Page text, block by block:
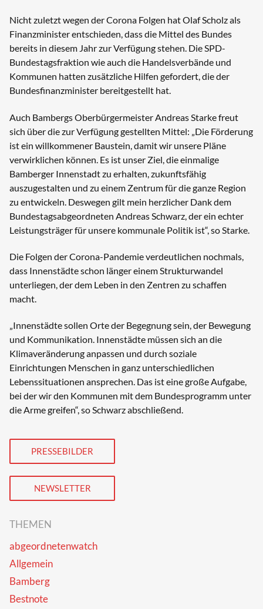
Nicht zuletzt wegen der Corona Folgen hat Olaf Scholz als
Finanzminister entschieden, dass die Mittel des Bundes
bereits in diesem Jahr zur Verfügung stehen. Die SPD-
Bundestagsfraktion wie auch die Handelsverbände und
Kommunen hatten zusätzliche Hilfen gefordert, die der
Bundesfinanzminister bereitgestellt hat.
Auch Bambergs Oberbürgermeister Andreas Starke freut
sich über die zur Verfügung gestellten Mittel: „Die Förderung
ist ein willkommener Baustein, damit wir unsere Pläne
verwirklichen können. Es ist unser Ziel, die einmalige
Bamberger Innenstadt zu erhalten, zukunftsfähig
auszugestalten und zu einem Zentrum für die ganze Region
zu entwickeln. Deswegen gilt mein herzlicher Dank dem
Bundestagsabgeordneten Andreas Schwarz, der ein echter
Leistungsträger für unsere kommunale Politik ist“, so Starke.
Die Folgen der Corona-Pandemie verdeutlichen nochmals,
dass Innenstädte schon länger einem Strukturwandel
unterliegen, der dem Leben in den Zentren zu schaffen
macht.
„Innenstädte sollen Orte der Begegnung sein, der Bewegung
und Kommunikation. Innenstädte müssen sich an die
Klimaveränderung anpassen und durch soziale
Einrichtungen Menschen in ganz unterschiedlichen
Lebenssituationen ansprechen. Das ist eine große Aufgabe,
bei der wir den Kommunen mit dem Bundesprogramm unter
die Arme greifen“, so Schwarz abschließend.
PRESSEBILDER
NEWSLETTER
THEMEN
abgeordnetenwatch
Allgemein
Bamberg
Bestnote